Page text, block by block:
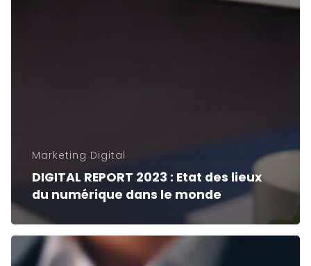
Marketing Digital
DIGITAL REPORT 2023 : Etat des lieux
du numérique dans le monde